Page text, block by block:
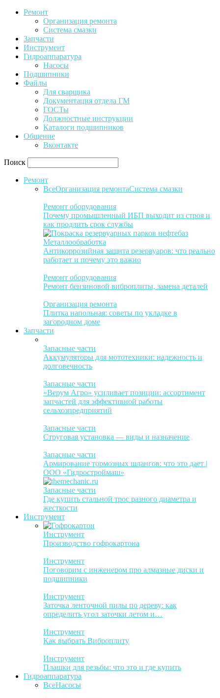
Ремонт
Организация ремонта
Система смазки
Запчасти
Инструмент
Гидроаппаратура
Насосы
Подшипники
Файлы
Для сварщика
Документация отдела ГМ
ГОСТы
Должностные инструкции
Каталоги подшипников
Общение
Вконтакте
Поиск
Ремонт
ВсеОрганизация ремонтаСистема смазки
Ремонт оборудования
Почему промышленный ИБП выходит из строя и
как продлить срок службы
Металлообработка
Антикоррозийная защита резервуаров: что реально
работает и почему это важно
Ремонт оборудования
Ремонт бензиновой виброплиты, замена деталей
Организация ремонта
Плитка напольная: советы по укладке в
загородном доме
Запчасти
Запасные части
Аккумуляторы для мототехники: надежность и
долговечность
Запасные части
«Верум Агро» усиливает позиции: ассортимент
запчастей для эффективной работы
сельхозпредприятий
Запасные части
Струговая установка — виды и назначение
Запасные части
Армирование тормозных шлангов: что это дает |
ООО «Гидростроймаш»
Запасные части
Где купить стальной трос разного диаметра и
жесткости
Инструмент
Инструмент
Производство гофрокартона
Инструмент
Поговорим с инженером про алмазные диски и
подшипники
Инструмент
Заточка ленточной пилы по дереву: как
определить угол заточки летом и…
Инструмент
Как выбрать Виброплиту
Инструмент
Плашки для резьбы: что это и где купить
Гидроаппаратура
ВсеНасосы